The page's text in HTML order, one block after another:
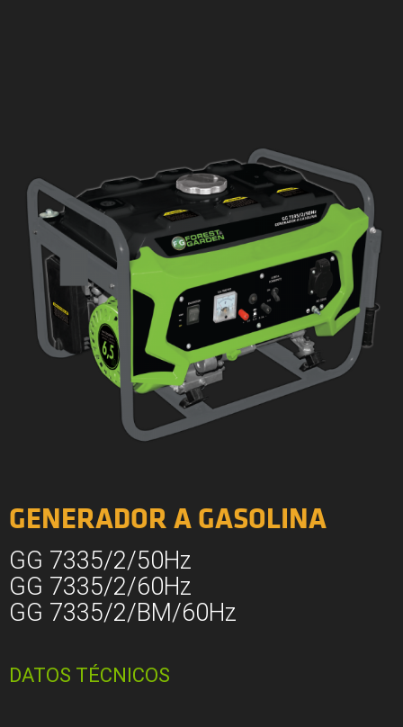
GENERADOR A GASOLINA
GG 7335/2/50Hz
GG 7335/2/60Hz
GG 7335/2/BM/60Hz
DATOS TÉCNICOS